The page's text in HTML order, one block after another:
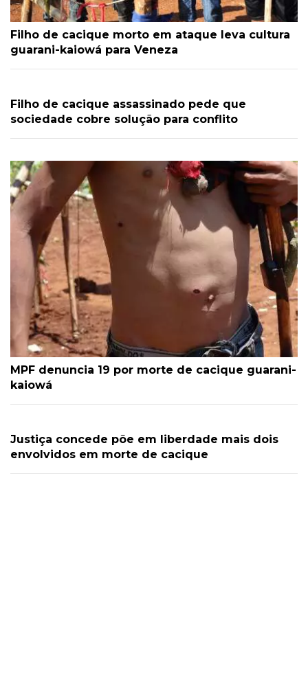
Filho de cacique morto em ataque leva cultura
guarani-kaiowá para Veneza
Filho de cacique assassinado pede que
sociedade cobre solução para conflito
MPF denuncia 19 por morte de cacique guarani-
kaiowá
Justiça concede põe em liberdade mais dois
envolvidos em morte de cacique